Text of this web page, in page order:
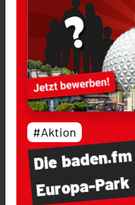
Diebaden.fm
Europa-Park
#Aktion